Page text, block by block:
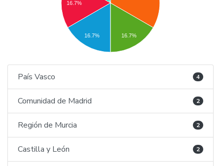
16.7%
16.7% 16.7%
País Vasco 4
Comunidad de Madrid 2
Región de Murcia 2
Castilla y León 2